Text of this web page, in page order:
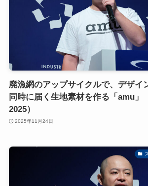
廃漁網のアップサイクルで、デザイ
同時に届く生地素材を作る「amu」
2025）
2025年11月24日